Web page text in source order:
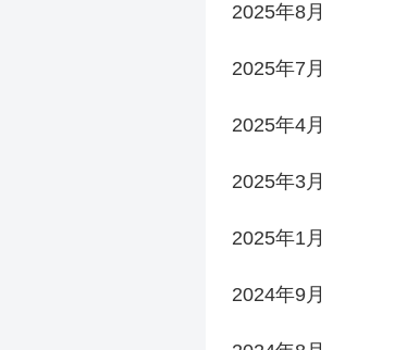
2025年8月
2025年7月
2025年4月
2025年3月
2025年1月
2024年9月